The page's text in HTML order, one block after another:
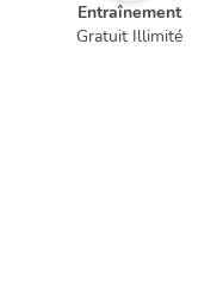
Entraînement
Gratuit Illimité